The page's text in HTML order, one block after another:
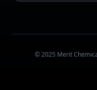
© 2025 Merit